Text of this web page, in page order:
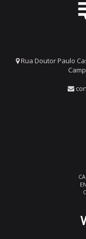
Rua Doutor Paulo